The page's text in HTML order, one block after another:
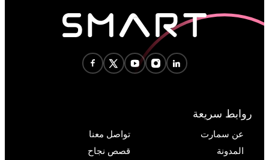
روابط سريعة
عن سمارت
تواصل معنا
المدونة
قصص نجاح